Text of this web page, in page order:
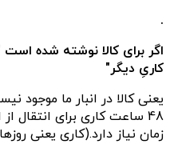
.
کاریِ دیگر"
یعنی کالا در انبار ما موجود
48 ساعت کاری برای انتقال
زمان نیاز دارد.(کاری یعنی روزهای